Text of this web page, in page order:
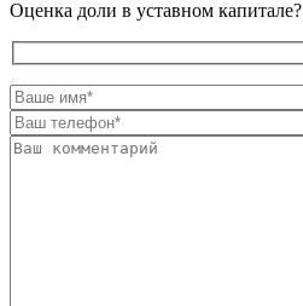
Оценка доли в уставном капитале?